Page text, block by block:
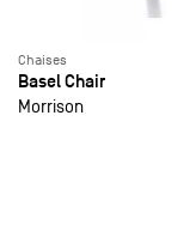
Chaises
Basel Chair
Morrison